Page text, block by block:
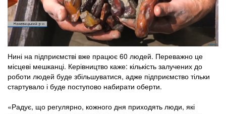
Нині на підприємстві вже працює 60 людей. Переважно це
місцеві мешканці. Керівництво каже: кількість залучених до
роботи людей буде збільшуватися, адже підприємство тільки
стартувало і буде поступово набирати оберти.
«Радує, що регулярно, кожного дня приходять люди, які